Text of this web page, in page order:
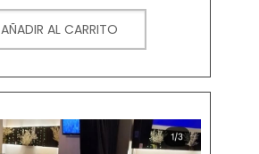
AÑADIR AL CARRITO